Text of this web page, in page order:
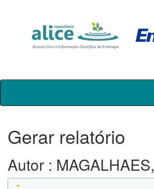
Skip
Gerar relatório
Autor :